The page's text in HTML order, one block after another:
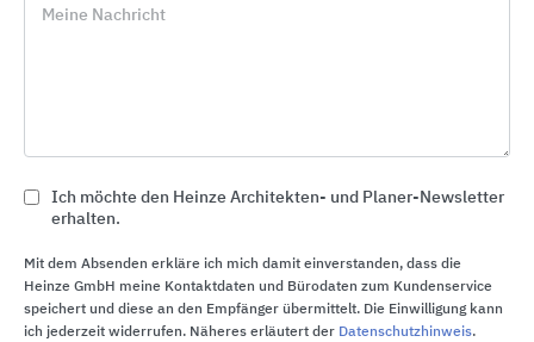
Meine Nachricht
Ich möchte den Heinze Architekten- und Planer-Newsletter
erhalten.
Mit dem Absenden erkläre ich mich damit einverstanden, dass die
Heinze GmbH meine Kontaktdaten und Bürodaten zum Kundenservice
speichert und diese an den Empfänger übermittelt. Die Einwilligung kann
ich jederzeit widerrufen. Näheres erläutert der Datenschutzhinweis.